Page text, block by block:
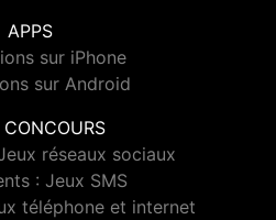
APPS
sur iPhone
sur Android
réseaux sociaux
: Jeux SMS
téléphone et internet